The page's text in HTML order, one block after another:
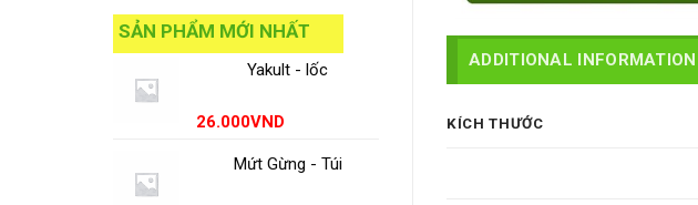
SẢN PHẨM MỚI NHẤT
Yakult - lốc
26.000VND
Mứt Gừng - Túi
ADDITIONAL INFORMATION
KÍCH THƯỚC